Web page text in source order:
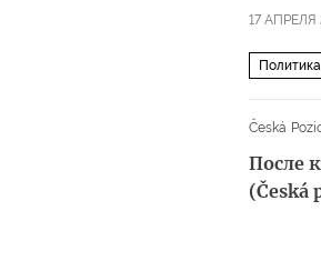
17 АПРЕЛЯ
Политика
Česká
После
(Česká